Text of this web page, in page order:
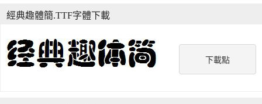
下載點
經典趣體簡.TTF字體下載